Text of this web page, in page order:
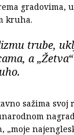
gradovima,
kruha.
trube,
a
sažima svoj
„moje